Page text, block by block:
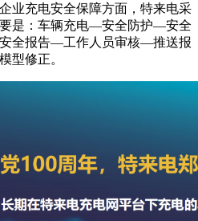
业充电安全保障方面，特来电采
是：车辆充电—安全防护—安全
全报告—工作人员审核—推送报
型修正。